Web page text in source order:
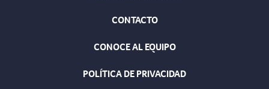
CONTACTO
CONOCE AL EQUIPO
POLÍTICA DE PRIVACIDAD